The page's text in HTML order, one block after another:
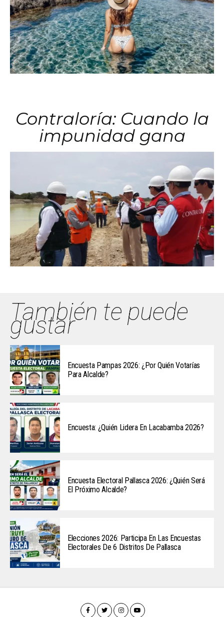
Contraloría: Cuando la
impunidad gana
También te puede
gustar
Encuesta Pampas 2026: ¿Por Quién Votarías
Para Alcalde?
Encuesta: ¿Quién Lidera En Lacabamba 2026?
Encuesta Electoral Pallasca 2026: ¿Quién Será
El Próximo Alcalde?
Elecciones 2026: Participa En Las Encuestas
Electorales De 6 Distritos De Pallasca